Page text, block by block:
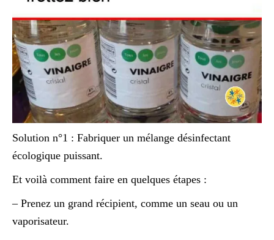
Solution n°1 : Fabriquer un mélange désinfectant
écologique puissant.
Et voilà comment faire en quelques étapes :
– Prenez un grand récipient, comme un seau ou un
vaporisateur.